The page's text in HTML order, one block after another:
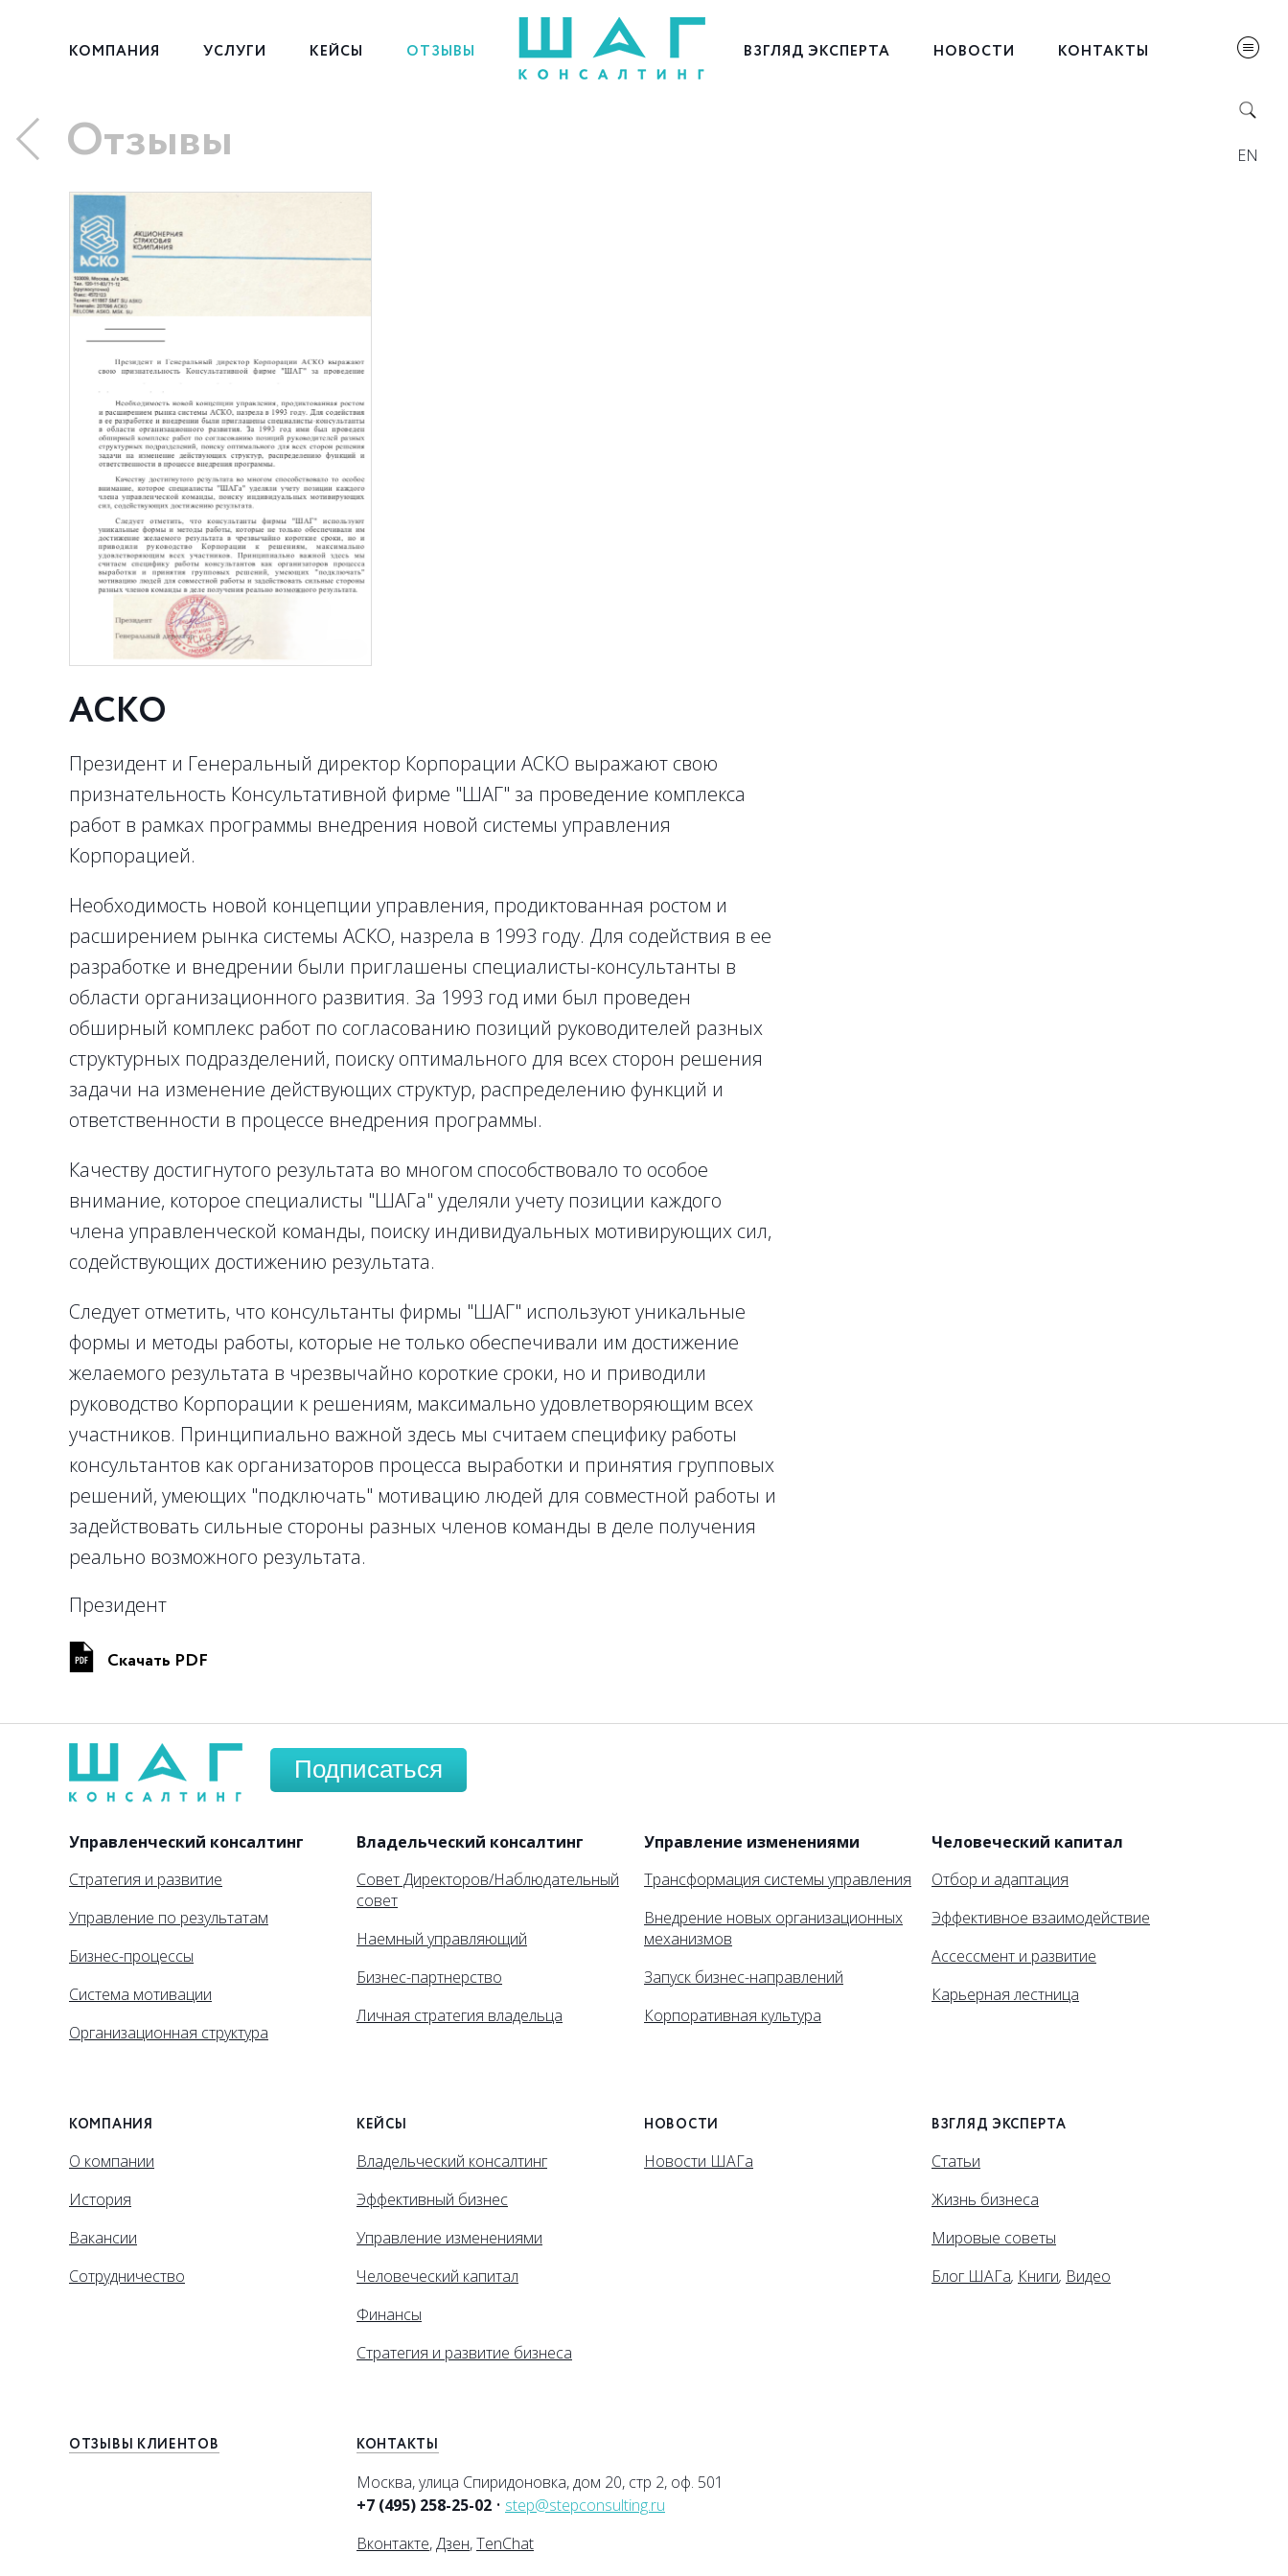
КОМПАНИЯ УСЛУГИ КЕЙСЫ ОТЗЫВЫ ВЗГЛЯД ЭКСПЕРТА НОВОСТИ КОНТАКТЫ
Отзывы
АСКО
Президент и Генеральный директор Корпорации АСКО выражают свою
признательность Консультативной фирме "ШАГ" за проведение комплекса
работ в рамках программы внедрения новой системы управления
Корпорацией.
Необходимость новой концепции управления, продиктованная ростом и
расширением рынка системы АСКО, назрела в 1993 году. Для содействия в ее
разработке и внедрении были приглашены специалисты-консультанты в
области организационного развития. За 1993 год ими был проведен
обширный комплекс работ по согласованию позиций руководителей разных
структурных подразделений, поиску оптимального для всех сторон решения
задачи на изменение действующих структур, распределению функций и
ответственности в процессе внедрения программы.
Качеству достигнутого результата во многом способствовало то особое
внимание, которое специалисты "ШАГа" уделяли учету позиции каждого
члена управленческой команды, поиску индивидуальных мотивирующих сил,
содействующих достижению результата.
Следует отметить, что консультанты фирмы "ШАГ" используют уникальные
формы и методы работы, которые не только обеспечивали им достижение
желаемого результата в чрезвычайно короткие сроки, но и приводили
руководство Корпорации к решениям, максимально удовлетворяющим всех
участников. Принципиально важной здесь мы считаем специфику работы
консультантов как организаторов процесса выработки и принятия групповых
решений, умеющих "подключать" мотивацию людей для совместной работы и
задействовать сильные стороны разных членов команды в деле получения
реально возможного результата.
Президент
Скачать PDF
EN
Подписаться
Управленческий консалтинг
Стратегия и развитие
Управление по результатам
Бизнес-процессы
Система мотивации
Организационная структура
Владельческий консалтинг
Совет Директоров/Наблюдательный
совет
Наемный управляющий
Бизнес-партнерство
Личная стратегия владельца
Управление изменениями
Трансформация системы управления
Внедрение новых организационных
механизмов
Запуск бизнес-направлений
Корпоративная культура
Человеческий капитал
Отбор и адаптация
Эффективное взаимодействие
Ассессмент и развитие
Карьерная лестница
КОМПАНИЯ
О компании
История
Вакансии
Сотрудничество
КЕЙСЫ
Владельческий консалтинг
Эффективный бизнес
Управление изменениями
Человеческий капитал
Финансы
Стратегия и развитие бизнеса
НОВОСТИ
Новости ШАГа
ВЗГЛЯД ЭКСПЕРТА
Статьи
Жизнь бизнеса
Мировые советы
Блог ШАГа, Книги, Видео
ОТЗЫВЫ КЛИЕНТОВ КОНТАКТЫ
Москва, улица Спиридоновка, дом 20, стр 2, оф. 501
+7 (495) 258-25-02 • step@stepconsulting.ru
Вконтакте,Дзен,TenChat